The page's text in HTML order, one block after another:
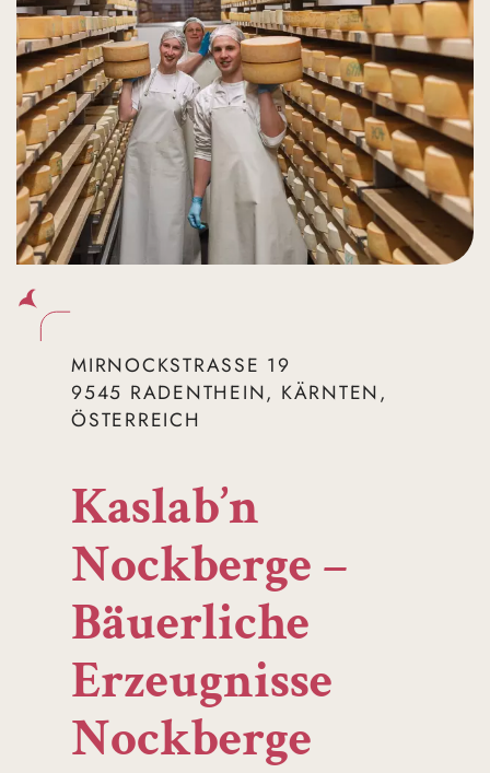
MIRNOCKSTRASSE 19
9545 RADENTHEIN, KÄRNTEN,
ÖSTERREICH
Kaslab’n
Nockberge –
Bäuerliche
Erzeugnisse
Nockberge